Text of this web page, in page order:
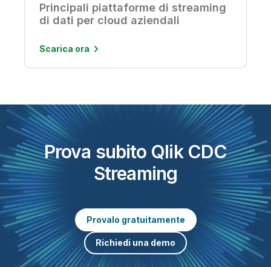
Principali piattaforme di streaming
di dati per cloud aziendali
Scarica ora
Prova subito Qlik CDC
Streaming
Provalo gratuitamente
Richiedi una demo